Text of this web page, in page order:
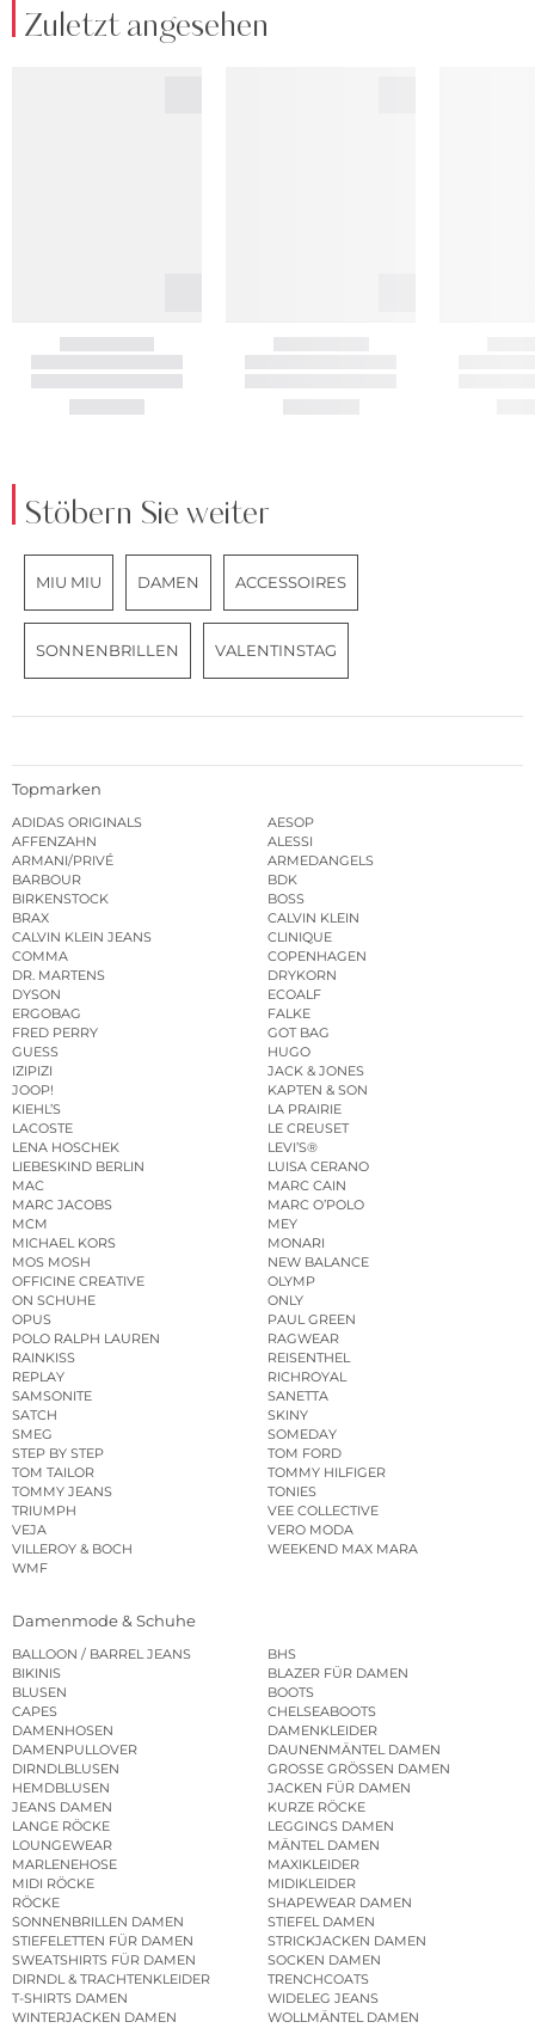
Zuletzt angesehen
Stöbern Sie weiter
MIU MIU DAMEN ACCESSOIRES
SONNENBRILLEN VALENTINSTAG
Topmarken
ADIDAS ORIGINALS
AESOP
AFFENZAHN
ALESSI
ARMANI/PRIVÉ
ARMEDANGELS
BARBOUR
BDK
BIRKENSTOCK
BOSS
BRAX
CALVIN KLEIN
CALVIN KLEIN JEANS
CLINIQUE
COMMA
COPENHAGEN
DR. MARTENS
DRYKORN
DYSON
ECOALF
ERGOBAG
FALKE
FRED PERRY
GOT BAG
GUESS
HUGO
IZIPIZI
JACK & JONES
JOOP!
KAPTEN & SON
KIEHL’S
LA PRAIRIE
LACOSTE
LE CREUSET
LENA HOSCHEK
LEVI’S®
LIEBESKIND BERLIN
LUISA CERANO
MAC
MARC CAIN
MARC JACOBS
MARC O’POLO
MCM
MEY
MICHAEL KORS
MONARI
MOS MOSH
NEW BALANCE
OFFICINE CREATIVE
OLYMP
ON SCHUHE
ONLY
OPUS
PAUL GREEN
POLO RALPH LAUREN
RAGWEAR
RAINKISS
REISENTHEL
REPLAY
RICHROYAL
SAMSONITE
SANETTA
SATCH
SKINY
SMEG
SOMEDAY
STEP BY STEP
TOM FORD
TOM TAILOR
TOMMY HILFIGER
TOMMY JEANS
TONIES
TRIUMPH
VEE COLLECTIVE
VEJA
VERO MODA
VILLEROY & BOCH
WEEKEND MAX MARA
WMF
Damenmode & Schuhe
BALLOON / BARREL JEANS
BHS
BIKINIS
BLAZER FÜR DAMEN
BLUSEN
BOOTS
CAPES
CHELSEABOOTS
DAMENHOSEN
DAMENKLEIDER
DAMENPULLOVER
DAUNENMÄNTEL DAMEN
DIRNDLBLUSEN
GROSSE GRÖSSEN DAMEN
HEMDBLUSEN
JACKEN FÜR DAMEN
JEANS DAMEN
KURZE RÖCKE
LANGE RÖCKE
LEGGINGS DAMEN
LOUNGEWEAR
MÄNTEL DAMEN
MARLENEHOSE
MAXIKLEIDER
MIDI RÖCKE
MIDIKLEIDER
RÖCKE
SHAPEWEAR DAMEN
SONNENBRILLEN DAMEN
STIEFEL DAMEN
STIEFELETTEN FÜR DAMEN
STRICKJACKEN DAMEN
SWEATSHIRTS FÜR DAMEN
SOCKEN DAMEN
DIRNDL & TRACHTENKLEIDER
TRENCHCOATS
T-SHIRTS DAMEN
WIDELEG JEANS
WINTERJACKEN DAMEN
WOLLMÄNTEL DAMEN